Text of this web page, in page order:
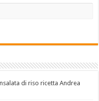
di riso ricetta Andrea